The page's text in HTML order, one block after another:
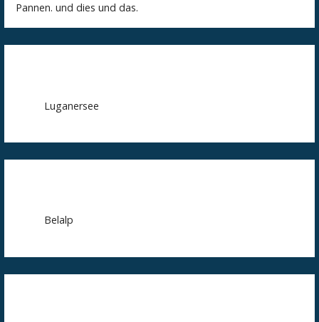
Pannen. und dies und das.
Luganersee
Belalp